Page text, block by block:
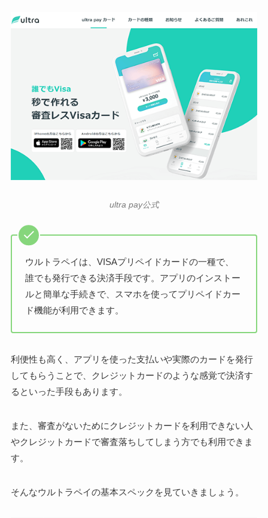
ultra pay公式
ウルトラペイは、VISAプリペイドカードの一種で、
誰でも発行できる決済手段です。アプリのインストー
ルと簡単な手続きで、スマホを使ってプリペイドカー
ド機能が利用できます。
利便性も高く、アプリを使った支払いや実際のカードを発行
してもらうことで、クレジットカードのような感覚で決済す
るといった手段もあります。
また、審査がないためにクレジットカードを利用できない人
やクレジットカードで審査落ちしてしまう方でも利用できま
す。
そんなウルトラペイの基本スペックを見ていきましょう。